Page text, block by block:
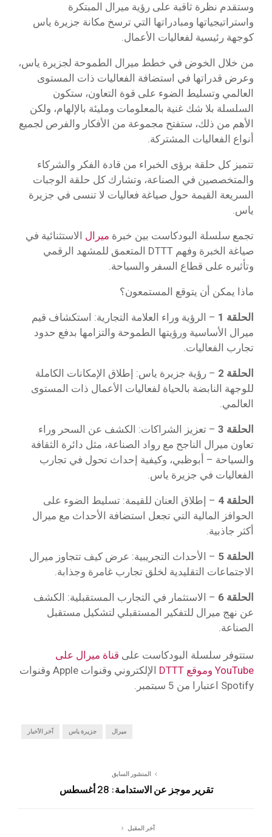
وستقدم نظرة ثاقبة على رؤية ميرال المبتكرة
واستراتيجياتها ومبادراتها التي ترسخ مكانة جزيرة ياس
كوجهة رئيسية لفعاليات الأعمال.
من خلال الخوض في خطط ميرال الطموحة لجزيرة ياس،
وعرض قدراتها في استضافة الفعاليات ذات المستوى
العالمي وتسليط الضوء على قوة التعاون، ستكون
السلسلة بلا شك غنية بالمعلومات ومليئة بالإلهام، ولكن
الأهم من ذلك، ستفتح مجموعة من الأفكار والفرص لجميع
أنواع الفعاليات المشتركة.
تتميز كل حلقة برؤى الخبراء من قادة الفكر والشركاء
والمتخصصين في الصناعة، وتشارك كل حلقة الوجبات
السريعة القيمة حول صياغة فعاليات لا تنسى في جزيرة
ياس.
تجمع سلسلة البودكاست بين خبرة ميرال الاستثنائية في
صياغة الخبرة وفهم DTTT المتعمق للمشهد الرقمي
وتأثيره على قطاع السفر والسياحة.
ماذا يمكن أن يتوقع المستمعون؟
الحلقة 1
– الرؤية وراء العلامة التجارية: استكشاف قيم
ميرال الأساسية ورؤيتها الطموحة والتزامها بدفع حدود
تجارب الفعاليات.
الحلقة 2
– رؤية جزيرة ياس: إطلاق الإمكانات الكاملة
للوجهة النابضة بالحياة لفعاليات الأعمال ذات المستوى
العالمي.
الحلقة 3
– تعزيز الشراكات: الكشف عن السحر وراء
تعاون ميرال الناجح مع رواد الصناعة، مثل دائرة الثقافة
والسياحة – أبوظبي، وكيفية إحداث تحول في تجارب
الفعاليات في جزيرة ياس.
الحلقة 4
– إطلاق العنان للقيمة: تسليط الضوء على
الحوافز المالية التي تجعل استضافة الأحداث مع ميرال
أكثر جاذبية.
الحلقة 5
– الأحداث التجريبية: عرض كيف تتجاوز ميرال
الاجتماعات التقليدية لخلق تجارب غامرة وجذابة.
الحلقة 6
– الاستثمار في التجارب المستقبلية: الكشف
عن نهج ميرال للتفكير المستقبلي لتشكيل مستقبل
الصناعة.
ستتوفر سلسلة البودكاست على قناة ميرال على
YouTube وموقع DTTT
الإلكتروني وقنوات Apple وقنوات
Spotify اعتبارا من 5 سبتمبر.
آخر الأخبار جزيرة ياس ميرال
المنشور السابق
تقرير موجز عن الاستدامة: 28 أغسطس
آخر المقبل